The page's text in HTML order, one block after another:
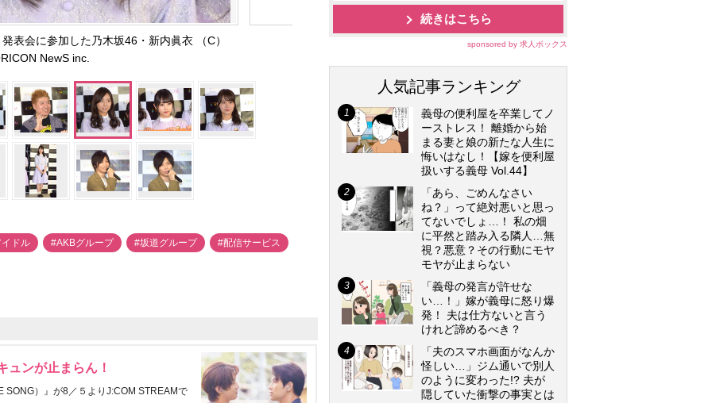
表会に参加した乃木坂46・新内眞衣 （C）
NewS inc.
ドル #AKBグループ #坂道グループ #配信サービス
ュンが止まらん！
SONG）』が8／５よりJ:COM STREAMで
続きはこちら
sponsored by 求人ボックス
人気記事ランキング
義母の便利屋を卒業してノ
ーストレス！ 離婚から始
まる妻と娘の新たな人生に
悔いはなし！【嫁を便利屋
扱いする義母 Vol.44】
「あら、ごめんなさい
ね？」って絶対悪いと思っ
てないでしょ…！ 私の畑
に平然と踏み入る隣人…無
視？悪意？その行動にモヤ
モヤが止まらない
「義母の発言が許せな
い…！」嫁が義母に怒り爆
発！ 夫は仕方ないと言う
けれど諦めるべき？
「夫のスマホ画面がなんか
怪しい…」ジム通いで別人
のように変わった!? 夫が
隠していた衝撃の事実とは